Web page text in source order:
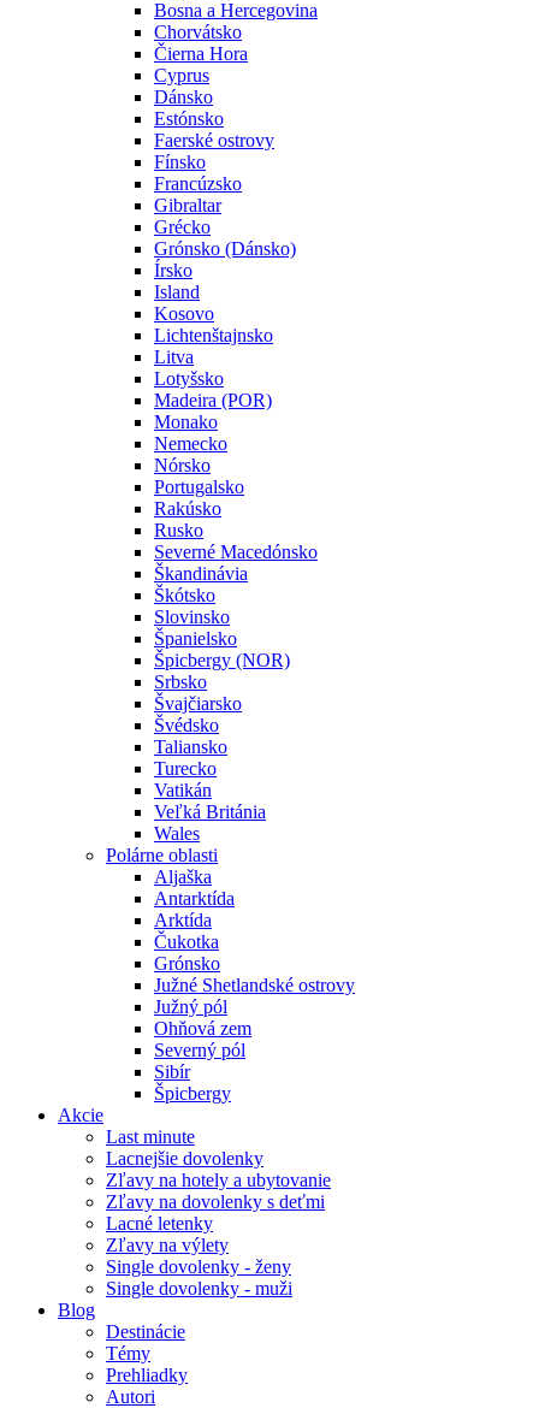
Bosna a Hercegovina
Chorvátsko
Čierna Hora
Cyprus
Dánsko
Estónsko
Faerské ostrovy
Fínsko
Francúzsko
Gibraltar
Grécko
Grónsko (Dánsko)
Írsko
Island
Kosovo
Lichtenštajnsko
Litva
Lotyšsko
Madeira (POR)
Monako
Nemecko
Nórsko
Portugalsko
Rakúsko
Rusko
Severné Macedónsko
Škandinávia
Škótsko
Slovinsko
Španielsko
Špicbergy (NOR)
Srbsko
Švajčiarsko
Švédsko
Taliansko
Turecko
Vatikán
Veľká Británia
Wales
Polárne oblasti
Aljaška
Antarktída
Arktída
Čukotka
Grónsko
Južné Shetlandské ostrovy
Južný pól
Ohňová zem
Severný pól
Sibír
Špicbergy
Akcie
Last minute
Lacnejšie dovolenky
Zľavy na hotely a ubytovanie
Zľavy na dovolenky s deťmi
Lacné letenky
Zľavy na výlety
Single dovolenky - ženy
Single dovolenky - muži
Blog
Destinácie
Témy
Prehliadky
Autori